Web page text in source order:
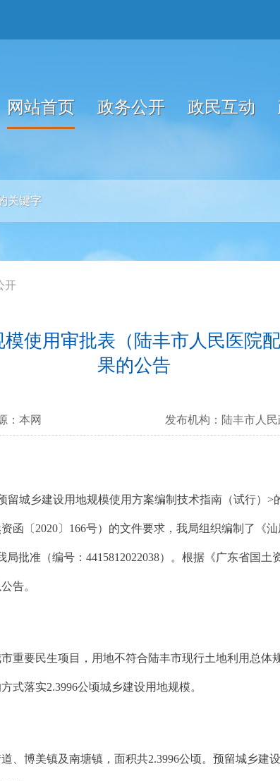
网站首页 政务公开 政民互动
开
使用审批表（陆丰市人民医院
果的公告
： 本网 发布机构： 陆丰市人
乡建设用地规模使用方案编制技术指南（试行）>
函〔2020〕166号）的文件要求，我局组织编制了《
批准（编号：4415812022038）。根据《广东省国
告。
要民生项目，用地不符合陆丰市现行土地利用总体
式落实2.3996公顷城乡建设用地规模。
博美镇及南塘镇，面积共2.3996公顷。预留城乡建